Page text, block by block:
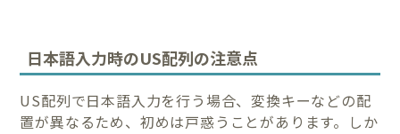
日本語入力時のUS配列の注意点
US配列で日本語入力を行う場合、変換キーなどの配
置が異なるため、初めは戸惑うことがあります。しか